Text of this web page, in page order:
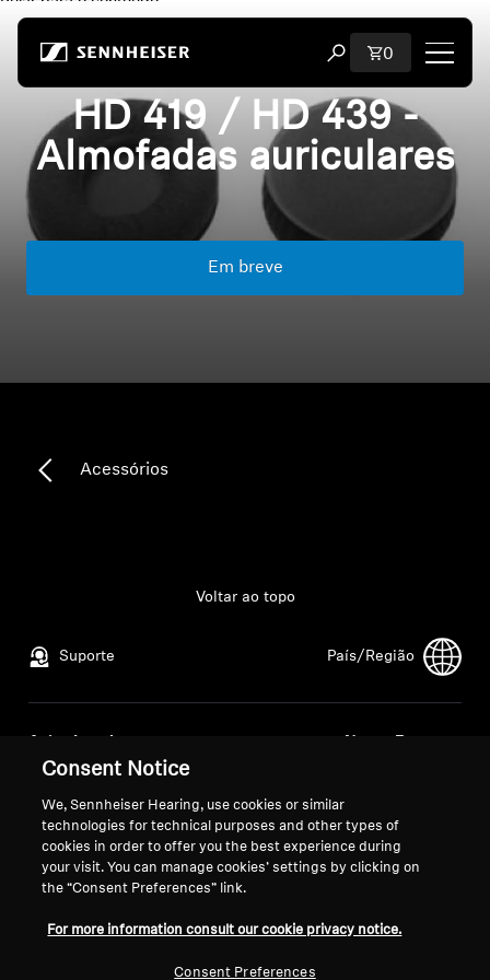
Abrir modal de
Total de
0
Loja
Todos os fones de ouvido para audiófilos
Todas as barras de som
Peças sobressalentes e acessórios
Espaço Sonoro
Suporte
HD 419 / HD 439 -
Almofadas auriculares
Em breve
Acessórios
Suporte
Voltar ao topo
País/Região
Política de Privacidade Global
Termos e Condições Gerais de
Vendas Online a Consumidores
Política de Divulgação
Coordenada de Vulnerabilidades
Carreira na Sonova
Contatos para a
imprensa
Sala de imprensa
Consent Notice
We, Sennheiser Hearing, use cookies or similar
technologies for technical purposes and other types of
cookies in order to offer you the best experience during
your visit. You can manage cookies’ settings by clicking on
the “Consent Preferences” link.
For more information consult our cookie privacy notice.
Consent Preferences